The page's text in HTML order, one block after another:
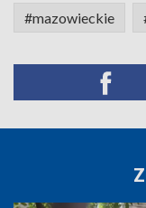
#mazowieckie